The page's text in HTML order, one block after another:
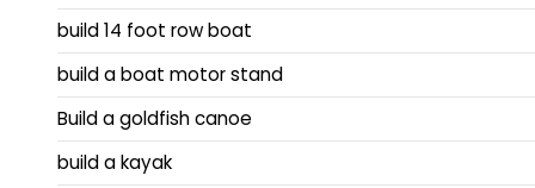
build 14 foot row boat
build a boat motor stand
Build a goldfish canoe
build a kayak